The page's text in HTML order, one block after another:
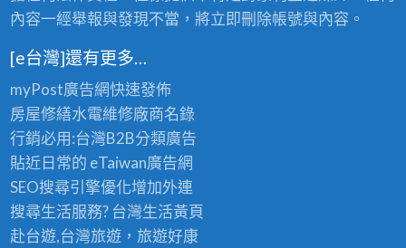
內容一經舉報與發現不當，將立即刪除帳號與內容。
[e台灣]還有更多…
myPost廣告網快速發佈
房屋修繕水電維修廠商名錄
行銷必用:台灣B2B分類廣告
貼近日常的 eTaiwan廣告網
SEO搜尋引擎優化增加外連
搜尋生活服務? 台灣生活黃頁
赴台遊,台灣旅遊，旅遊好康